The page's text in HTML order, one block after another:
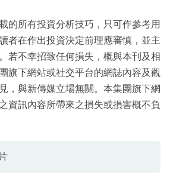
的所有投資分析技巧，只可作參考用
者在作出投資決定前理應審慎，並主
若不幸招致任何損失，概與本刊及相
旗下網站或社交平台的網誌內容及觀
，與新傳媒立場無關。本集團旗下網
資訊內容所帶來之損失或損害概不負